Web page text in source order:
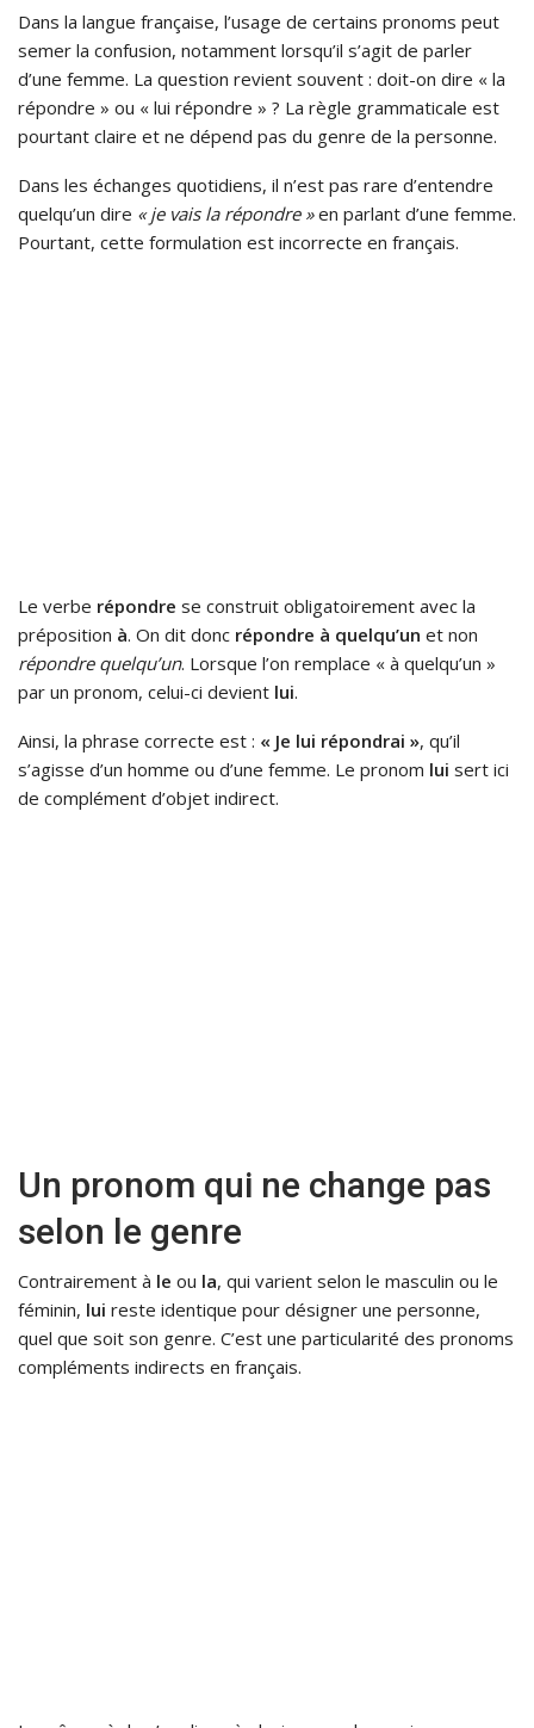
Dans la langue française, l’usage de certains pronoms peut
semer la confusion, notamment lorsqu’il s’agit de parler
d’une femme. La question revient souvent : doit-on dire « la
répondre » ou « lui répondre » ? La règle grammaticale est
pourtant claire et ne dépend pas du genre de la personne.
Dans les échanges quotidiens, il n’est pas rare d’entendre
quelqu’un dire « je vais la répondre »en parlant d’une femme.
Pourtant, cette formulation est incorrecte en français.
Le verbe répondre se construit obligatoirement avec la
préposition à. On dit donc répondre à quelqu’un et non
répondre quelqu’un. Lorsque l’on remplace « à quelqu’un »
par un pronom, celui-ci devient lui.
Ainsi, la phrase correcte est : « Je lui répondrai », qu’il
s’agisse d’un homme ou d’une femme. Le pronom lui sert ici
de complément d’objet indirect.
Un pronom qui ne change pas
selon le genre
Contrairement à le ou la, qui varient selon le masculin ou le
féminin, lui reste identique pour désigner une personne,
quel que soit son genre. C’est une particularité des pronoms
compléments indirects en français.